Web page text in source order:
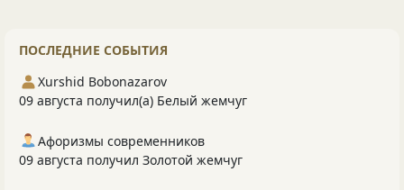
ПОСЛЕДНИЕ СОБЫТИЯ
Xurshid Bobonazarov
09 августа получил(а) Белый жемчуг
Афоризмы современников
09 августа получил Золотой жемчуг